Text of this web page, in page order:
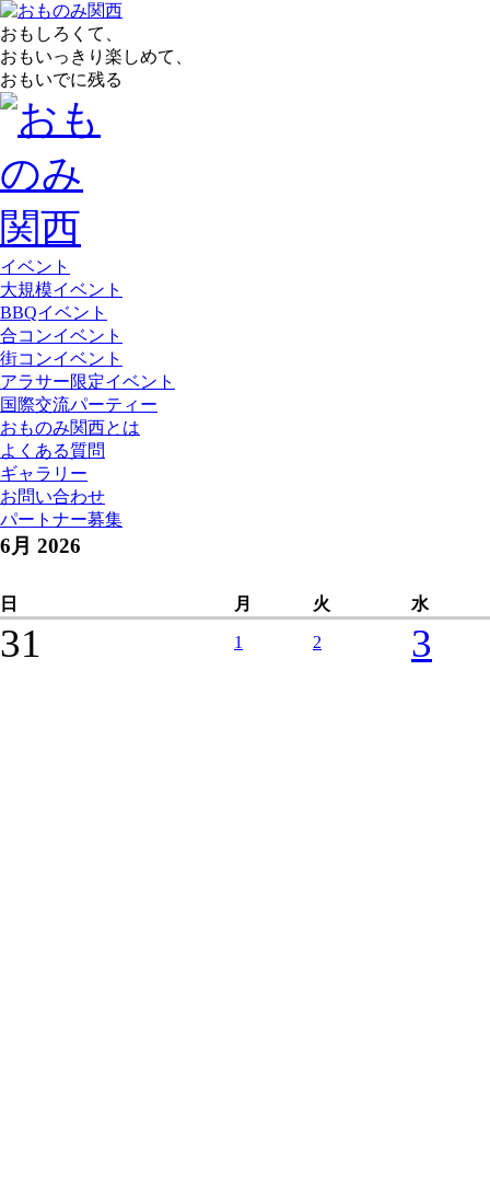
おもしろくて、
おもいっきり楽しめて、
おもいでに残る
イベント
大規模イベント
BBQイベント
合コンイベント
街コンイベント
アラサー限定イベント
国際交流パーティー
おものみ関西とは
よくある質問
ギャラリー
お問い合わせ
パートナー募集
6月 2026
日 月 火 水
31 1 2 3